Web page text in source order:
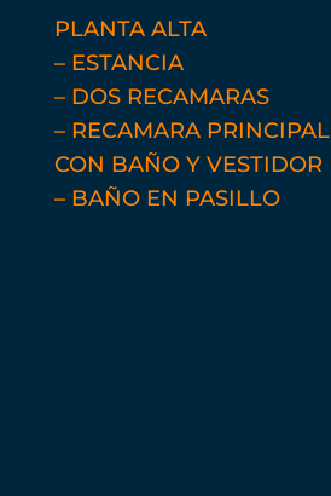
PLANTA ALTA
– ESTANCIA
– DOS RECAMARAS
– RECAMARA PRINCIPAL
CON BAÑO Y VESTIDOR
– BAÑO EN PASILLO